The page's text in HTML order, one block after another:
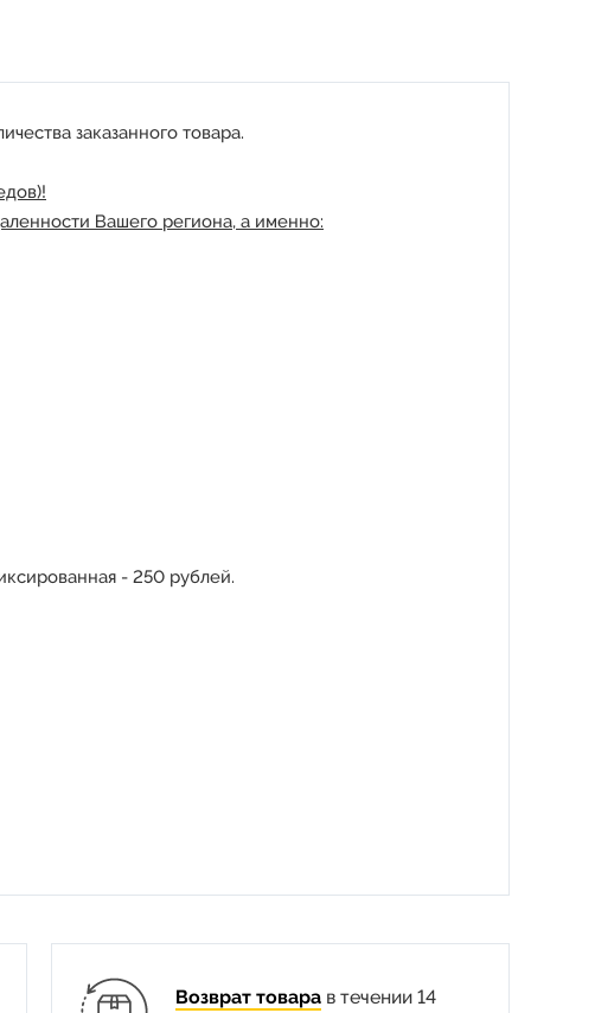
заказанного товара.
Вашего региона, а именно:
- 250 рублей.
Возврат товарав течении 14